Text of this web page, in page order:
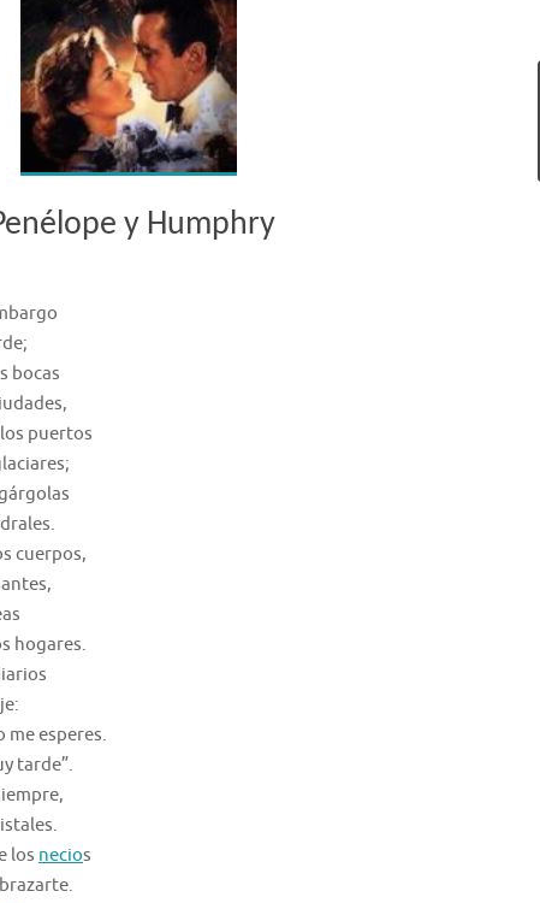
y Humphry
bocas
puertos
cuerpos,
hogares.
me esperes.
tarde”.
los necios